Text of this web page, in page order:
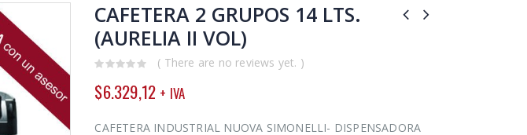
CAFETERA 2 GRUPOS 14 LTS.
(AURELIA II VOL)
out
of
( There are no reviews yet. )
$6.329,12 + IVA
CAFETERA INDUSTRIAL NUOVA SIMONELLI- DISPENSADORA